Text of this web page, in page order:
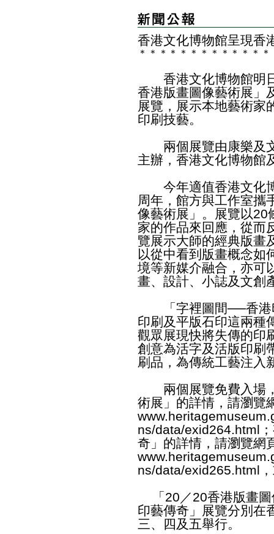
香港文化博物館呈現香
＊ ＊ ＊ ＊ ＊ ＊ ＊ ＊ ＊ ＊ ＊ ＊ ＊
香港文化博物館明日
香港版畫圖像藝術展」
展覽，展示本地藝術家
印刷技藝。
兩個展覽由康樂及文
主辦，香港文化博物館
今年適值香港文化博
周年，館方與工作室攜
像藝術展」。展覽以20
家的作品來回應，從而
覽展示大師的經典版畫
以從中看到版畫概念如
境等新媒介融合，亦可
畫、設計、小誌及文創
「字裡圖間──香港
印刷及平版石印這兩種
觀眾展現快將失傳的印
創意為活字及活版印刷
刷品，為傳統工藝注入
兩個展覽免費入場，
術展」的詳情，請瀏覽
ns/data/exid264.html
奇」的詳情，請瀏覽網
ns/data/exid265.html
「20／20香港版畫圖
印藝傳奇」展覽分別在
三、四及五舉行。